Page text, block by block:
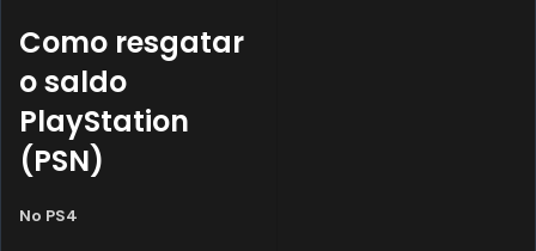
Como resgatar
o saldo
PlayStation
(PSN)
No PS4